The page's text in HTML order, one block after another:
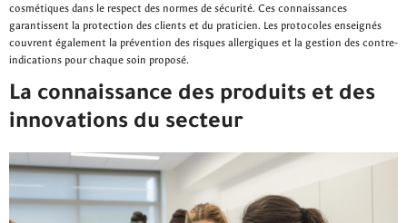
cosmétiques dans le respect des normes de sécurité. Ces connaissances
garantissent la protection des clients et du praticien. Les protocoles enseignés
couvrent également la prévention des risques allergiques et la gestion des contre-
indications pour chaque soin proposé.
La connaissance des produits et des
innovations du secteur